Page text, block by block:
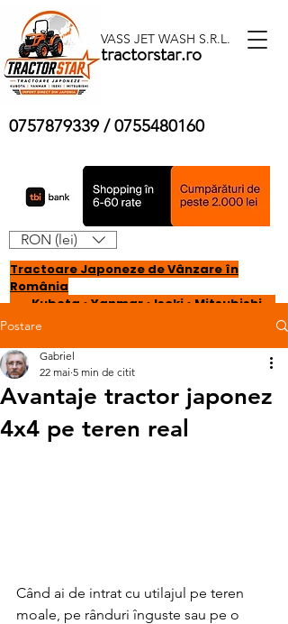
VASS JET WASH S.R.L.
tractorstar.ro
0757879339 /0755480160
Tractoare Japoneze de Vânzare în
România
Kubota • Yanmar • Iseki • Mitsubishi
RON (lei)
Postare
Avantaje tractor japonez
4x4 pe teren real
Gabriel
22 mai 5 min de citit
Când ai de intrat cu utilajul pe teren
moale, pe rânduri înguste sau pe o